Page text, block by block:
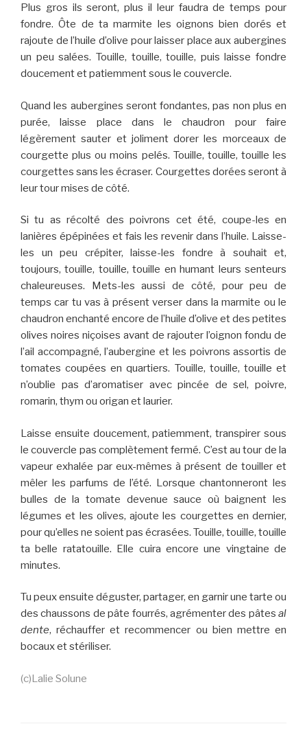
Plus gros ils seront, plus il leur faudra de temps pour
fondre. Ôte de ta marmite les oignons bien dorés et
rajoute de l’huile d’olive pour laisser place aux aubergines
un peu salées. Touille, touille, touille, puis laisse fondre
doucement et patiemment sous le couvercle.
Quand les aubergines seront fondantes, pas non plus en
purée, laisse place dans le chaudron pour faire
légèrement sauter et joliment dorer les morceaux de
courgette plus ou moins pelés. Touille, touille, touille les
courgettes sans les écraser. Courgettes dorées seront à
leur tour mises de côté.
Si tu as récolté des poivrons cet été, coupe-les en
lanières épépinées et fais les revenir dans l’huile. Laisse-
les un peu crépiter, laisse-les fondre à souhait et,
toujours, touille, touille, touille en humant leurs senteurs
chaleureuses. Mets-les aussi de côté, pour peu de
temps car tu vas à présent verser dans la marmite ou le
chaudron enchanté encore de l’huile d’olive et des petites
olives noires niçoises avant de rajouter l’oignon fondu de
l’ail accompagné, l’aubergine et les poivrons assortis de
tomates coupées en quartiers. Touille, touille, touille et
n’oublie pas d’aromatiser avec pincée de sel, poivre,
romarin, thym ou origan et laurier.
Laisse ensuite doucement, patiemment, transpirer sous
le couvercle pas complètement fermé. C’est au tour de la
vapeur exhalée par eux-mêmes à présent de touiller et
mêler les parfums de l’été. Lorsque chantonneront les
bulles de la tomate devenue sauce où baignent les
légumes et les olives, ajoute les courgettes en dernier,
pour qu’elles ne soient pas écrasées. Touille, touille, touille
ta belle ratatouille. Elle cuira encore une vingtaine de
minutes.
Tu peux ensuite déguster, partager, en garnir une tarte ou
des chaussons de pâte fourrés, agrémenter des pâtes al
dente, réchauffer et recommencer ou bien mettre en
bocaux et stériliser.
(c)Lalie Solune